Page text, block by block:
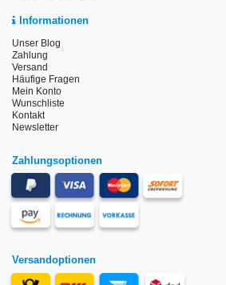
Informationen
Unser Blog
Zahlung
Versand
Häufige Fragen
Mein Konto
Wunschliste
Kontakt
Newsletter
Zahlungsoptionen
Versandoptionen